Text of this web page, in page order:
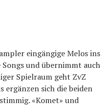
eingängige Melos ins
und übernimmt auch
Spielraum geht ZvZ
sich die beiden
«Komet» und